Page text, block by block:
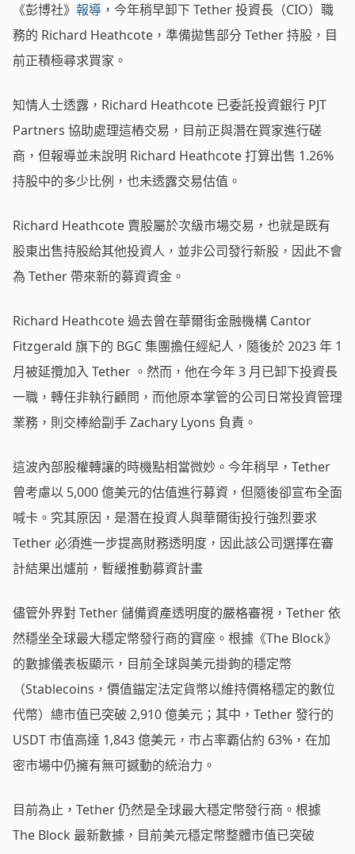
《彭博社》 報導 ，今年稍早卸下 Tether 投資長（CIO）職
務的 Richard Heathcote，準備拋售部分 Tether 持股，目
前正積極尋求買家。
知情人士透露，Richard Heathcote 已委託投資銀行 PJT
Partners 協助處理這樁交易，目前正與潛在買家進行磋
商，但報導並未說明 Richard Heathcote 打算出售 1.26%
持股中的多少比例，也未透露交易估值。
Richard Heathcote 賣股屬於次級市場交易，也就是既有
股東出售持股給其他投資人，並非公司發行新股，因此不會
為 Tether 帶來新的募資資金。
Richard Heathcote 過去曾在華爾街金融機構 Cantor
Fitzgerald 旗下的 BGC 集團擔任經紀人，隨後於 2023 年 1
月被延攬加入 Tether 。然而，他在今年 3 月已卸下投資長
一職，轉任非執行顧問，而他原本掌管的公司日常投資管理
業務，則交棒給副手 Zachary Lyons 負責。
這波內部股權轉讓的時機點相當微妙。今年稍早，Tether
曾考慮以 5,000 億美元的估值進行募資，但隨後卻宣布全面
喊卡。究其原因，是潛在投資人與華爾街投行強烈要求
Tether 必須進一步提高財務透明度，因此該公司選擇在審
計結果出爐前，暫緩推動募資計畫
儘管外界對 Tether 儲備資產透明度的嚴格審視，Tether 依
然穩坐全球最大穩定幣發行商的寶座。根據《The Block》
的數據儀表板顯示，目前全球與美元掛鉤的穩定幣
（Stablecoins，價值錨定法定貨幣以維持價格穩定的數位
代幣）總市值已突破 2,910 億美元；其中，Tether 發行的
USDT 市值高達 1,843 億美元，市占率霸佔約 63%，在加
密市場中仍擁有無可撼動的統治力。
目前為止，Tether 仍然是全球最大穩定幣發行商。根據
The Block 最新數據，目前美元穩定幣整體市值已突破